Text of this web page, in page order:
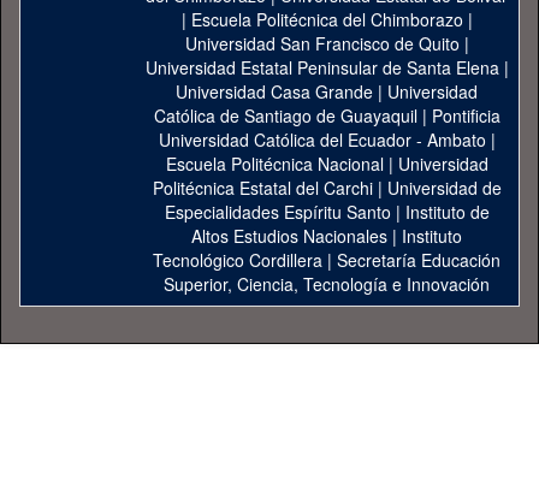
| Escuela Politécnica del Chimborazo |
Universidad San Francisco de Quito |
Universidad Estatal Peninsular de Santa Elena|
Universidad Casa Grande | Universidad
Católica de Santiago de Guayaquil| Pontificia
Universidad Católica del Ecuador - Ambato |
Escuela Politécnica Nacional| Universidad
Politécnica Estatal del Carchi| Universidad de
Especialidades Espíritu Santo | Instituto de
Altos Estudios Nacionales | Instituto
Tecnológico Cordillera | Secretaría Educación
Superior, Ciencia, Tecnología e Innovación